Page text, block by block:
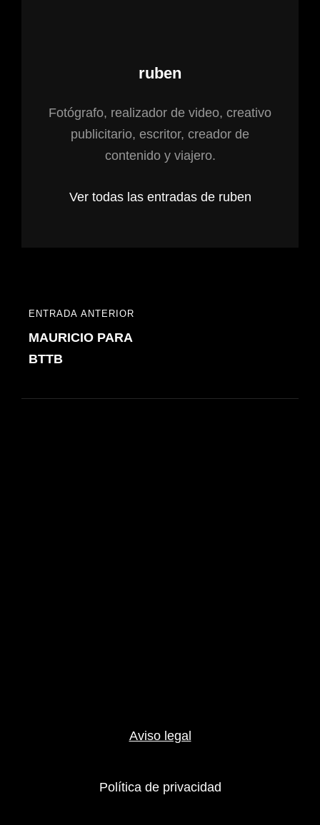
Autor:
ruben
Fotógrafo, realizador de video, creativo
publicitario, escritor, creador de
contenido y viajero.
Ver todas las entradas de ruben
Navegación
de
entradas
ENTRADA
ANTERIOR
ENTRADA ANTERIOR
MAURICIO PARA
BTTB
Aviso legal
Política de privacidad